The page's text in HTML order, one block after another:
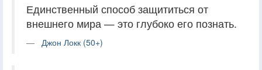
Единственный способ защититься от
внешнего мира — это глубоко его познать.
Джон Локк (50+)